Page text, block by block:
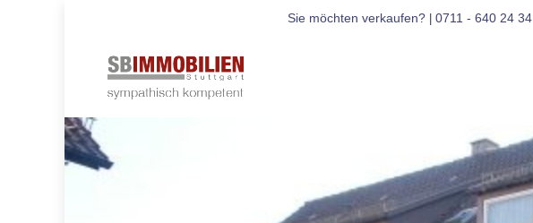
Sie möchten verkaufen? 0711 - 640 24 34